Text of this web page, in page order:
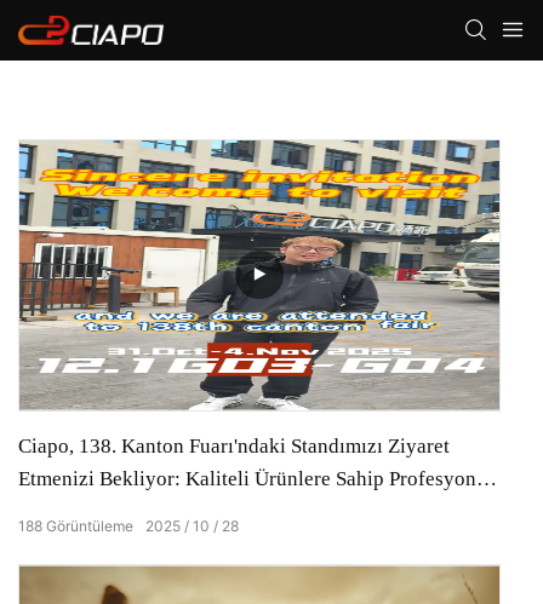
Ciapo, 138. Kanton Fuarı'ndaki Standımızı Ziyaret
Etmenizi Bekliyor: Kaliteli Ürünlere Sahip Profesyonel
2025 10 28
188 Görüntüleme